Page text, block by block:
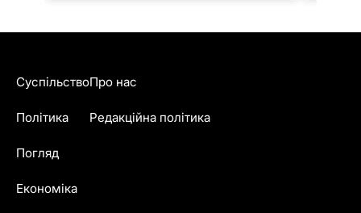
Суспільство
Політика
Погляд
Економіка
Про нас
Редакційна політика